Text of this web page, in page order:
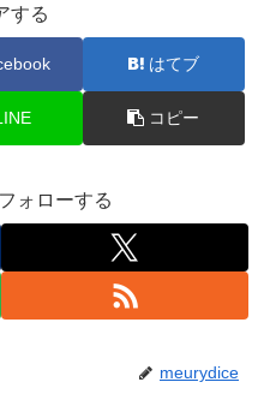
する
はてブ
コピー
ォローする
meurydice